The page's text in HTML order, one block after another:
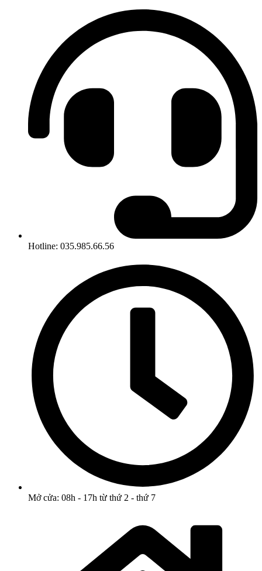
Hotline: 035.985.66.56
Mở cửa: 08h - 17h từ thứ 2 - thứ 7